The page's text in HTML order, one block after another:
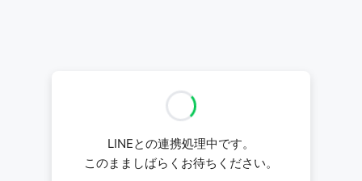
LINEとの連携処理中です。
このまましばらくお待ちください。